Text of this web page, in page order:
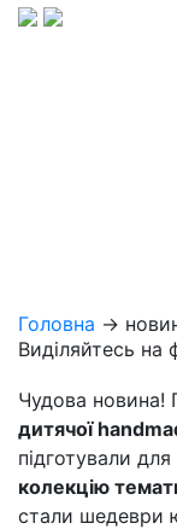
Головна →
Виділяйтесь на
Чудова новина!
дитячої
підготували
колекцію
стали шедеври